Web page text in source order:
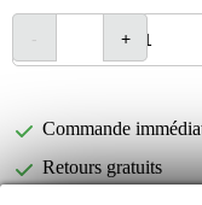
Commande
Retours gratuits